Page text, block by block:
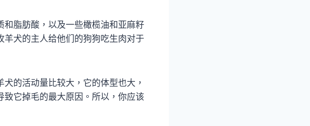
脂肪酸，以及一些橄榄油和亚麻籽
犬的主人给他们的狗狗吃生肉对于
的活动量比较大，它的体型也大，
它掉毛的最大原因。所以，你应该